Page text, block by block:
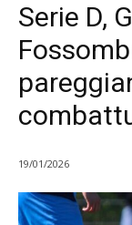
Serie D,
19/01/2026